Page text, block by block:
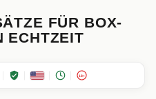
FÜR BOX-
ECHTZEIT
18+